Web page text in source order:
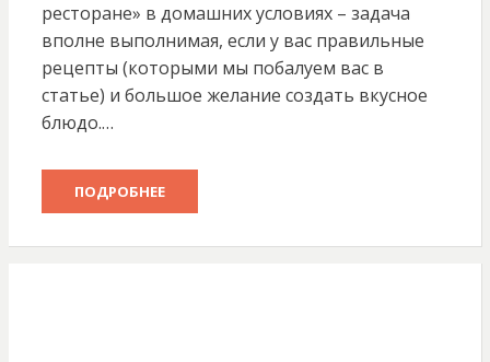
ресторане» в домашних условиях – задача
вполне выполнимая, если у вас правильные
рецепты (которыми мы побалуем вас в
статье) и большое желание создать вкусное
блюдо.…
ПОДРОБНЕЕ